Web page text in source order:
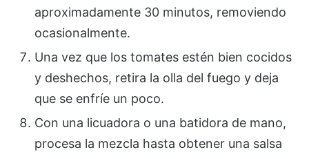
aproximadamente 30 minutos, removiendo
ocasionalmente.
Una vez que los tomates estén bien cocidos
y deshechos, retira la olla del fuego y deja
que se enfríe un poco.
Con una licuadora o una batidora de mano,
procesa la mezcla hasta obtener una salsa